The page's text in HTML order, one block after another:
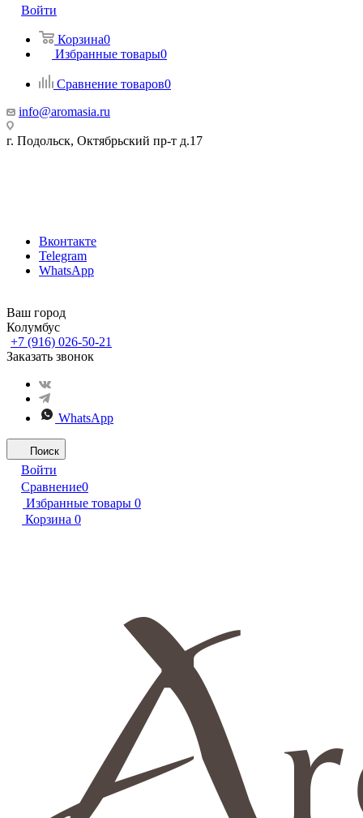
Войти
Корзина0
Избранные товары0
Сравнение товаров0
info@aromasia.ru
г. Подольск, Октябрьский пр-т д.17
Вконтакте
Telegram
WhatsApp
Ваш город
Колумбус
+7 (916) 026-50-21
Заказать звонок
WhatsApp
Поиск
Войти
Сравнение0
Избранные товары 0
Корзина 0